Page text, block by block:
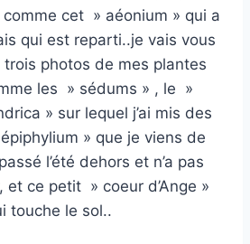
cet » aéonium » qui a
qui est reparti..je vais vous
photos de mes plantes
les » sédums » , le »
» sur lequel j’ai mis des
» que je viens de
l’été dehors et n’a pas
et ce petit » coeur d’Ange »
touche le sol..